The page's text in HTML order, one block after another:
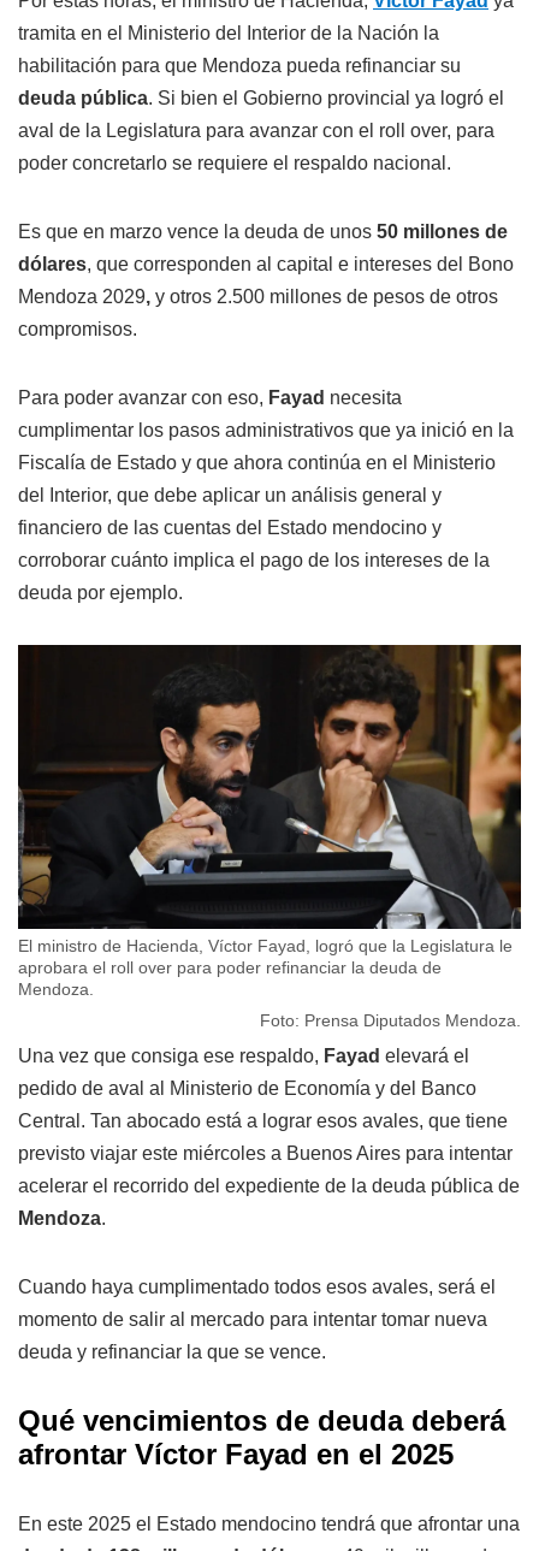
tramita en el Ministerio del Interior de la Nación la
habilitación para que Mendoza pueda refinanciar su
deuda pública. Si bien el Gobierno provincial ya logró el
aval de la Legislatura para avanzar con el roll over, para
poder concretarlo se requiere el respaldo nacional.
Es que en marzo vence la deuda de unos 50 millones de
dólares, que corresponden al capital e intereses del Bono
Mendoza 2029, y otros 2.500 millones de pesos de otros
compromisos.
Para poder avanzar con eso, Fayad necesita
cumplimentar los pasos administrativos que ya inició en la
Fiscalía de Estado y que ahora continúa en el Ministerio
del Interior, que debe aplicar un análisis general y
financiero de las cuentas del Estado mendocino y
corroborar cuánto implica el pago de los intereses de la
deuda por ejemplo.
El ministro de Hacienda, Víctor Fayad, logró que la Legislatura le
aprobara el roll over para poder refinanciar la deuda de
Mendoza.
Foto: Prensa Diputados Mendoza.
Una vez que consiga ese respaldo, Fayad elevará el
pedido de aval al Ministerio de Economía y del Banco
Central. Tan abocado está a lograr esos avales, que tiene
previsto viajar este miércoles a Buenos Aires para intentar
acelerar el recorrido del expediente de la deuda pública de
Mendoza.
Cuando haya cumplimentado todos esos avales, será el
momento de salir al mercado para intentar tomar nueva
deuda y refinanciar la que se vence.
Qué vencimientos de deuda deberá
afrontar Víctor Fayad en el 2025
En este 2025 el Estado mendocino tendrá que afrontar una